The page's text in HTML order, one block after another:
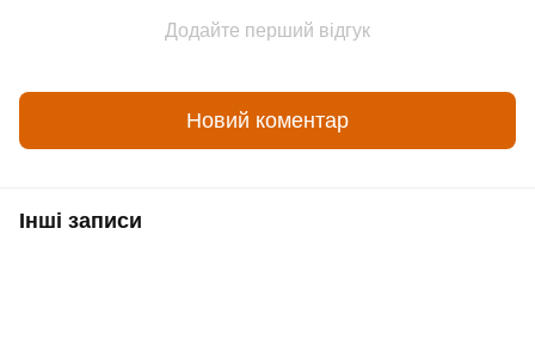
Додайте перший відгук
Новий коментар
Інші записи